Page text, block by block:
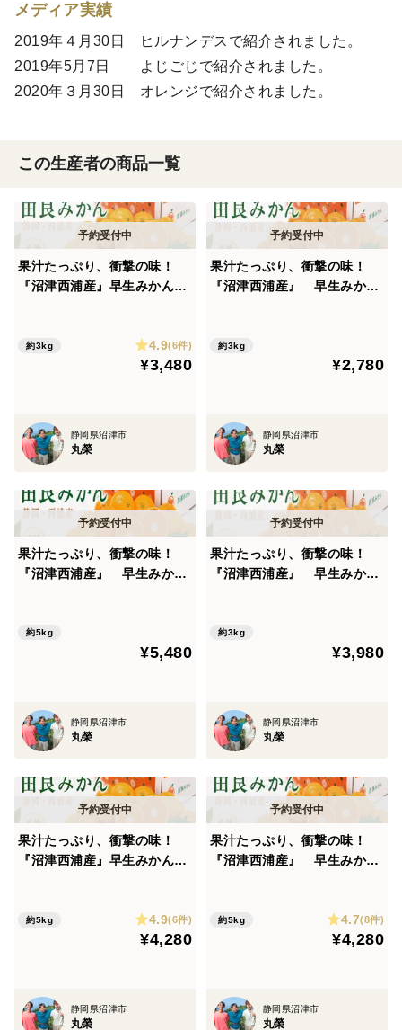
メディア実績
2019年４月30日 ヒルナンデスで紹介されました。
2019年5月7日 よじごじで紹介されました。
2020年３月30日 オレンジで紹介されました。
この生産者の商品一覧
果汁たっぷり、衝撃の味！
『沼津西浦産』早生みかん
約3kg 4.9(6件)
¥3,480
静岡県沼津市
丸榮
果汁たっぷり、衝撃の味！
『沼津西浦産』 早生みか
約3kg
¥2,780
静岡県沼津市
丸榮
果汁たっぷり、衝撃の味！
『沼津西浦産』 早生みか
約5kg
¥5,480
静岡県沼津市
丸榮
果汁たっぷり、衝撃の味！
『沼津西浦産』 早生みか
約3kg
¥3,980
静岡県沼津市
丸榮
果汁たっぷり、衝撃の味！
『沼津西浦産』早生みかん
約5kg 4.9(6件)
¥4,280
静岡県沼津市
丸榮
果汁たっぷり、衝撃の味！
『沼津西浦産』 早生みか
約5kg 4.7(8件)
¥4,280
静岡県沼津市
丸榮